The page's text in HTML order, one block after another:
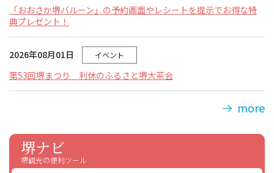
体験プラン・ツアー
スポーツ施設
NEWS
「おおさか堺バルーン」の予約画面やレシートを提示でお得な特
典プレゼント！
2026年08月01日 イベント
第53回堺まつり 利休のふるさと堺大茶会
more
堺ナビ
堺観光の便利ツール